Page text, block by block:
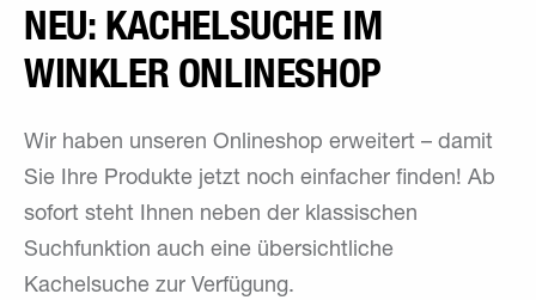
NEU: KACHELSUCHE IM
WINKLER ONLINESHOP
Wir haben unseren Onlineshop erweitert – damit
Sie Ihre Produkte jetzt noch einfacher finden! Ab
sofort steht Ihnen neben der klassischen
Suchfunktion auch eine übersichtliche
Kachelsuche zur Verfügung.